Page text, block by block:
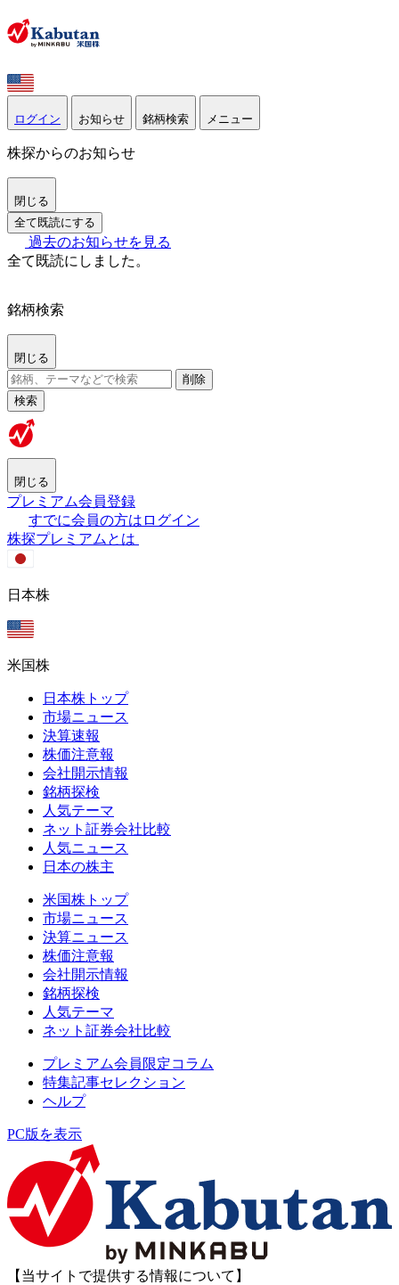
ログイン お知らせ 銘柄検索 メニュー
株探からのお知らせ
閉じる
全て既読にする
過去のお知らせを見る
全て既読にしました。
銘柄検索
閉じる
削除
検索
閉じる
プレミアム会員登録
すでに会員の方はログイン
株探プレミアムとは
日本株
米国株
日本株トップ
市場ニュース
決算速報
株価注意報
会社開示情報
銘柄探検
人気テーマ
ネット証券会社比較
人気ニュース
日本の株主
米国株トップ
市場ニュース
決算ニュース
株価注意報
会社開示情報
銘柄探検
人気テーマ
ネット証券会社比較
プレミアム会員限定コラム
特集記事セレクション
ヘルプ
PC版を表示
【当サイトで提供する情報について】